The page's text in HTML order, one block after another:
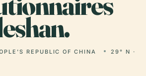
REPUBLIC OF CHINA
29° N ·